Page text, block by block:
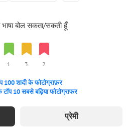
बोल सकता/सकती हूँ
1 3 2
100 शादी के फोटोग्राफ़र
टॉप 10 सबसे बढ़िया फोटोग्राफर
प्रेमी